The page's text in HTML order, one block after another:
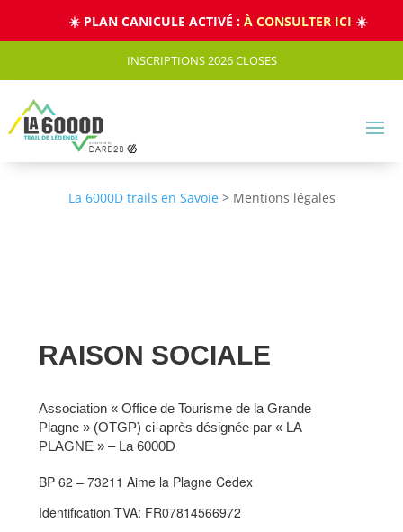
☀️ PLAN CANICULE ACTIVÉ : À CONSULTER ICI ☀️
INSCRIPTIONS 2026 CLOSES
La 6000D trails en Savoie> Mentions légales
RAISON SOCIALE
Association « Office de Tourisme de la Grande
Plagne » (OTGP) ci-après désignée par « LA
PLAGNE » – La 6000D
BP 62 – 73211 Aime la Plagne Cedex
Identification TVA: FR07814566972